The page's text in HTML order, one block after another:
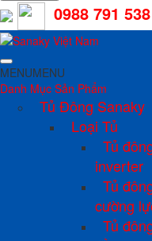
0988 791 538
MENUMENU
Danh Mục Sản Phẩm
Tủ Đông Sanaky
Loại Tủ
Tủ
inverter
Tủ
cường
Tủ